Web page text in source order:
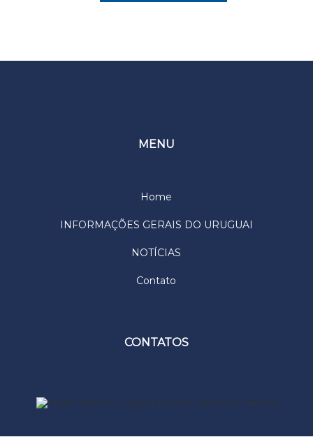
MENU
Home
INFORMAÇÕES GERAIS DO URUGUAI
NOTÍCIAS
Contato
CONTATOS